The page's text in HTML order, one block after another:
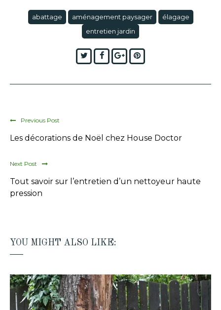
abattage aménagement paysager
élagage
entretien jardin
TwitterFacebook
Google+Pinterest
Previous Post
Les décorations de Noël chez House Doctor
Next Post
Tout savoir sur l’entretien d’un nettoyeur haute
pression
YOU MIGHT ALSO LIKE: